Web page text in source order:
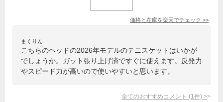
価格と在庫を楽天でチェック >>
まくりん
こちらのヘッドの2026年モデルのテニスケットはいかが
でしょうか。ガット張り上げ済ですぐに使えます。反発力
やスピード力が高いので使いやすいと思います。
全てのおすすめコメント (1 件) >